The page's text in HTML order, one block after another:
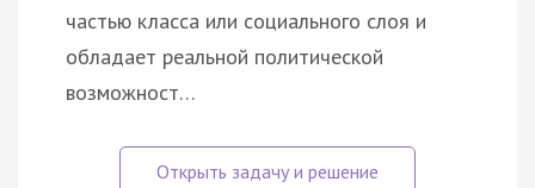
частью класса или социального слоя и
обладает реальной политической
возможност…